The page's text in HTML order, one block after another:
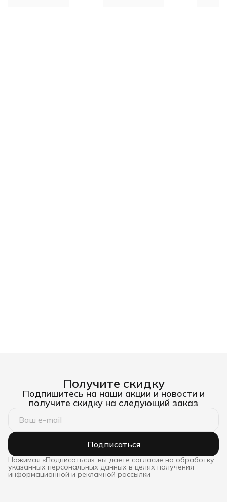
Получите скидку
Подпишитесь на наши акции и новости и
получите скидку на следующий заказ
Подписаться
Нажимая «Подписаться», вы даете согласие на обработку
указанных персональных данных в целях получения
информационной и рекламной рассылки